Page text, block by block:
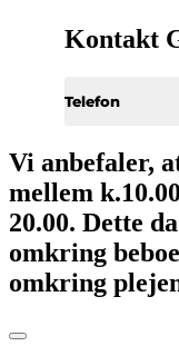
Kontakt
Telefon
Vi anbefaler,
mellem
20.00. Dette
omkring
omkring